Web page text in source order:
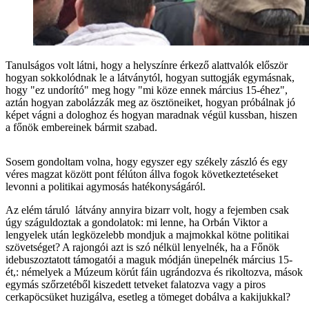
Tanulságos volt látni, hogy a helyszínre érkező alattvalók először
hogyan sokkolódnak le a látványtól, hogyan suttogják egymásnak,
hogy "ez undorító" meg hogy "mi köze ennek március 15-éhez",
aztán hogyan zabolázzák meg az ösztöneiket, hogyan próbálnak jó
képet vágni a dologhoz és hogyan maradnak végül kussban, hiszen
a főnök embereinek bármit szabad.
Sosem gondoltam volna, hogy egyszer egy székely zászló és egy
véres magzat között pont félúton állva fogok következtetéseket
levonni a politikai agymosás hatékonyságáról.
Az elém táruló látvány annyira bizarr volt, hogy a fejemben csak
úgy száguldoztak a gondolatok: mi lenne, ha Orbán Viktor a
lengyelek után legközelebb mondjuk a majmokkal kötne politikai
szövetséget? A rajongói azt is szó nélkül lenyelnék, ha a Főnök
idebuszoztatott támogatói a maguk módján ünepelnék március 15-
ét,: némelyek a Múzeum körút fáin ugrándozva és rikoltozva, mások
egymás szőrzetéből kiszedett tetveket falatozva vagy a piros
cerkapöcsüket huzigálva, esetleg a tömeget dobálva a kakijukkal?